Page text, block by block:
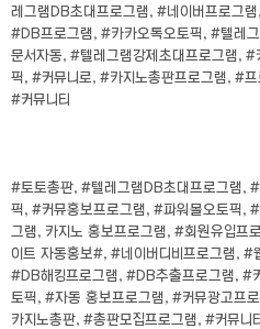
레그램DB초대프로그램, #네이버프로그
#DB프로그램, #카카오톡오토픽, #텔레
문서자동, #텔레그램강제초대프로그램, #
픽, #커뮤니로, #카지노총판프로그램, #
#커뮤니티
#토토총판, #텔레그램DB초대프로그램,
픽, #커뮤홍보프로그램, #파워볼오토픽,
그램, 카지노 홍보프로그램, #회원유입프
이트 자동홍보#, #네이버디비프로그램, #
#DB해킹프로그램, #DB추출프로그램, #
토픽, #자동 홍보프로그램, #커뮤광고프
카지노총판, #총판모집프로그램, #커뮤니